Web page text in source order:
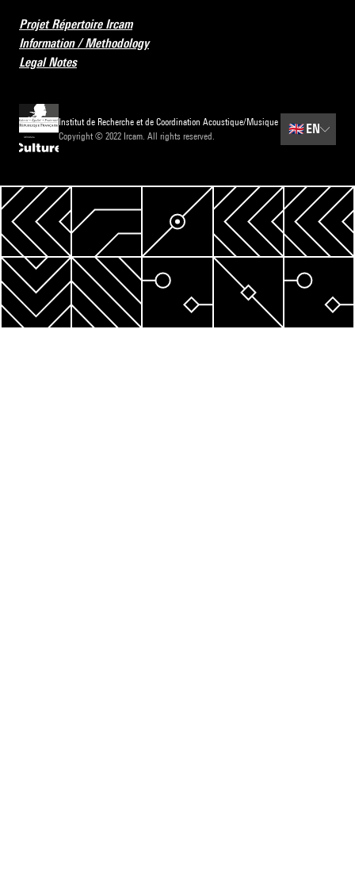
Projet Répertoire Ircam
Information / Methodology
Legal Notes
Institut de Recherche et de Coordination Acoustique/Musique
Copyright © 2022 Ircam. All rights reserved.
🇬🇧 EN